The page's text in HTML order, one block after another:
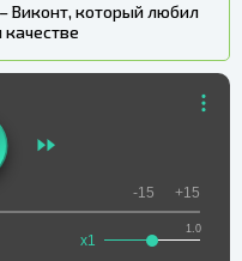
Виконт, который любил
1.0
x1
-15 +15